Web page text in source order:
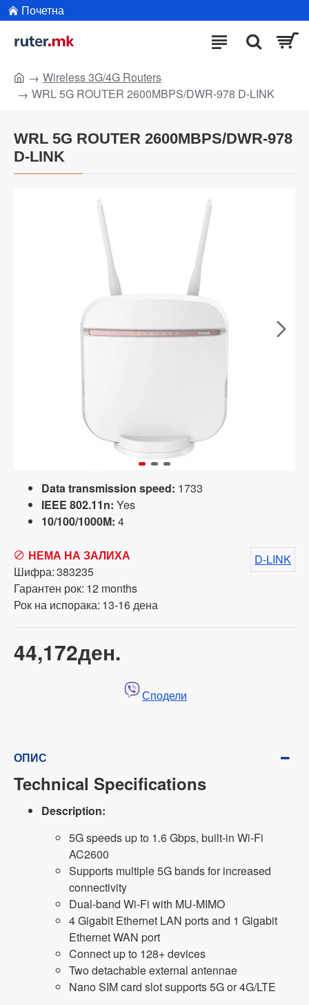
Почетна
Wireless 3G/4G Routers
WRL 5G ROUTER 2600MBPS/DWR-978 D-LINK
WRL 5G ROUTER 2600MBPS/DWR-978
D-LINK
Data transmission speed: 1733
IEEE 802.11n: Yes
10/100/1000M: 4
44,172ден.
НЕМА НА ЗАЛИХА
Шифра:383235
Гарантен рок: 12 months
Рок на испорака: 13-16 дена
D-LINK
Сподели
ОПИС
Technical Specifications
Description:
5G speeds up to 1.6 Gbps, built-in Wi-Fi
AC2600
Supports multiple 5G bands for increased
connectivity
Dual-band Wi-Fi with MU-MIMO
4 Gigabit Ethernet LAN ports and 1 Gigabit
Ethernet WAN port
Connect up to 128+ devices
Two detachable external antennae
Nano SIM card slot supports 5G or 4G/LTE